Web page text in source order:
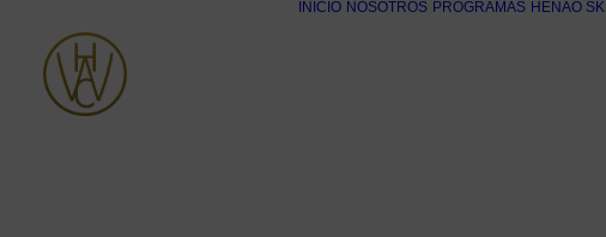
INICIO NOSOTROS PROGRAMAS HENAO